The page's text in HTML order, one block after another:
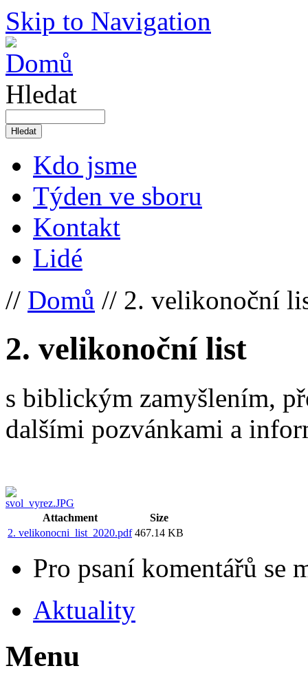
Skip to Navigation
Hledat
Kdo jsme
Týden ve sboru
Kontakt
Lidé
// Domů // 2. velikonoční
2. velikonoční list
s biblickým zamyšlením,
dalšími pozvánkami a
Attachment
Size
2. velikonocni_list_2020.pdf 467.14 KB
Pro psaní komentářů se
Aktuality
Menu